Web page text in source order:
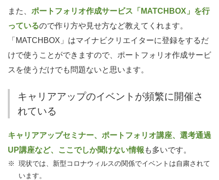
また、 ポートフォリオ作成サービス「MATCHBOX」を行
っているので作り方や見せ方など教えてくれます。
「MATCHBOX」はマイナビクリエイターに登録をするだ
けで使うことができますので、ポートフォリオ作成サービ
スを使うだけでも問題ないと思います。
キャリアアップのイベントが頻繁に開催さ
れている
キャリアアップセミナー、ポートフォリオ講座、選考通過
UP講座など、ここでしか聞けない情報 も多いです。
※
現状では、新型コロナウィルスの関係でイベントは自粛されて
います。